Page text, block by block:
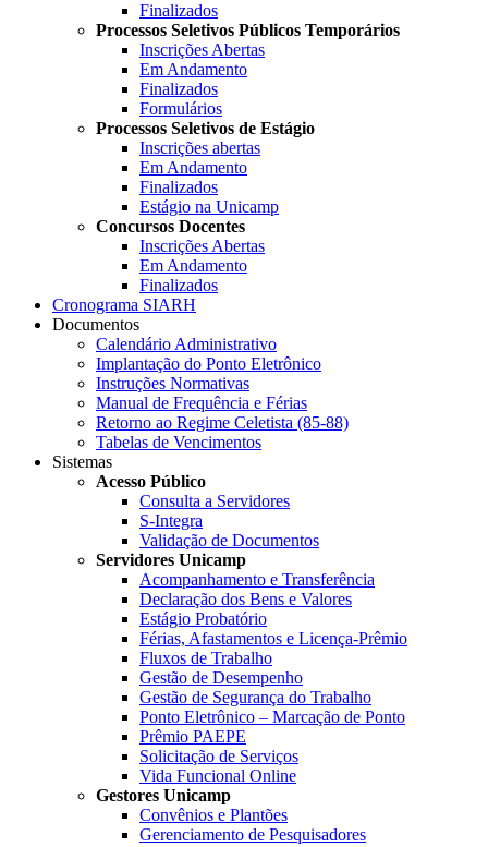
Finalizados
Processos Seletivos Públicos Temporários
Inscrições Abertas
Em Andamento
Finalizados
Formulários
Processos Seletivos de Estágio
Inscrições abertas
Em Andamento
Finalizados
Estágio na Unicamp
Concursos Docentes
Inscrições Abertas
Em Andamento
Finalizados
Cronograma SIARH
Documentos
Calendário Administrativo
Implantação do Ponto Eletrônico
Instruções Normativas
Manual de Frequência e Férias
Retorno ao Regime Celetista (85-88)
Tabelas de Vencimentos
Sistemas
Acesso Público
Consulta a Servidores
S-Integra
Validação de Documentos
Servidores Unicamp
Acompanhamento e Transferência
Declaração dos Bens e Valores
Estágio Probatório
Férias, Afastamentos e Licença-Prêmio
Fluxos de Trabalho
Gestão de Desempenho
Gestão de Segurança do Trabalho
Ponto Eletrônico – Marcação de Ponto
Prêmio PAEPE
Solicitação de Serviços
Vida Funcional Online
Gestores Unicamp
Convênios e Plantões
Gerenciamento de Pesquisadores